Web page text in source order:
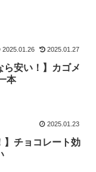
2025.01.26 2025.01.27
ら安い！】カゴメ
本
2025.01.23
】チョコレート効